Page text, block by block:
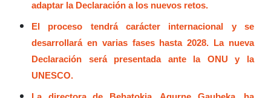
adaptar la Declaración a los nuevos retos.
El proceso tendrá carácter internacional y se
desarrollará en varias fases hasta 2028. La nueva
Declaración será presentada ante la ONU y la
UNESCO.